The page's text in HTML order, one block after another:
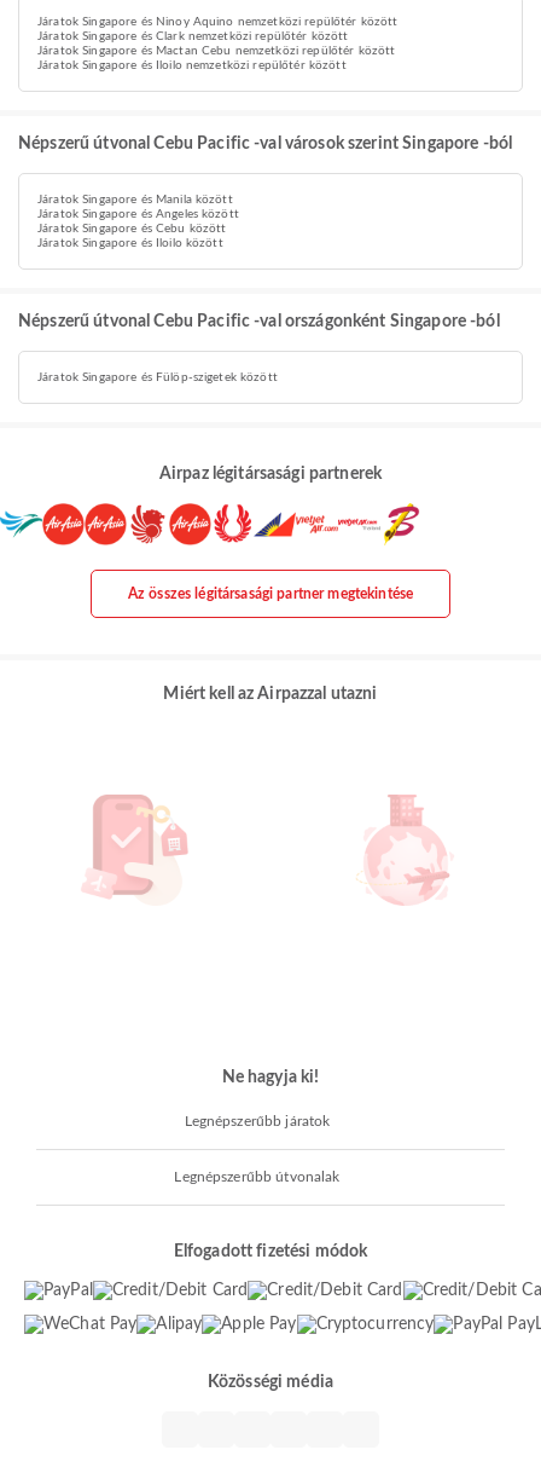
Járatok Singapore és Ninoy Aquino nemzetközi repülőtér között
Járatok Singapore és Clark nemzetközi repülőtér között
Járatok Singapore és Mactan Cebu nemzetközi repülőtér között
Járatok Singapore és Iloilo nemzetközi repülőtér között
Népszerű útvonal Cebu Pacific -val városok szerint Singapore -ból
Járatok Singapore és Manila között
Járatok Singapore és Angeles között
Járatok Singapore és Cebu között
Járatok Singapore és Iloilo között
Népszerű útvonal Cebu Pacific -val országonként Singapore -ból
Járatok Singapore és Fülöp-szigetek között
Airpaz légitársasági partnerek
Az összes légitársasági partner megtekintése
Miért kell az Airpazzal utazni
Ne hagyja ki!
Legnépszerűbb járatok
Legnépszerűbb útvonalak
Elfogadott fizetési módok
Közösségi média